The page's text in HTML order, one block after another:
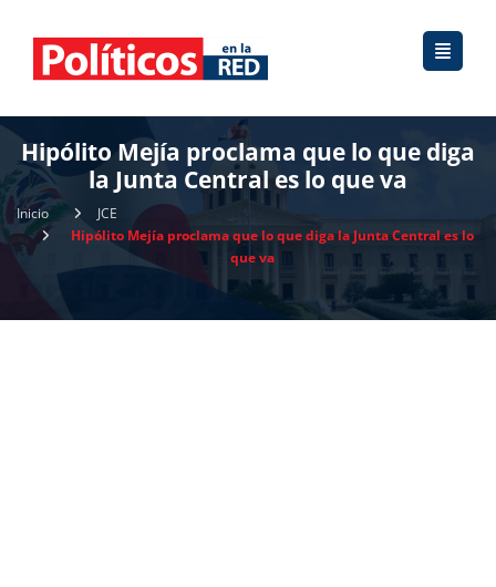
Hipólito Mejía proclama que lo que diga
la Junta Central es lo que va
Inicio
JCE
Hipólito Mejía proclama que lo que diga la Junta Central es lo
que va